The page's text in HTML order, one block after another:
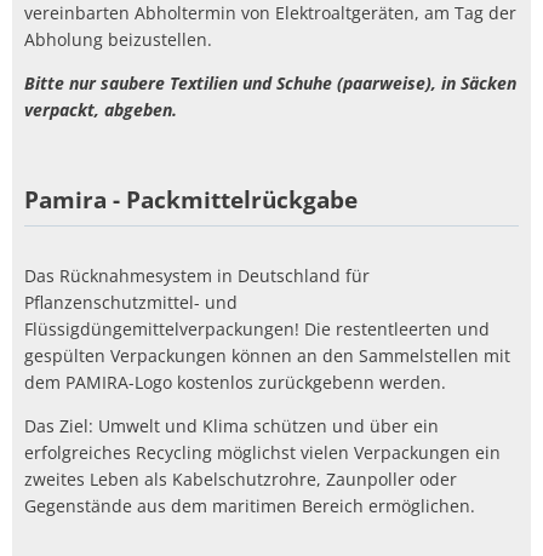
vereinbarten Abholtermin von Elektroaltgeräten, am Tag der
Abholung beizustellen.
Bitte nur saubere Textilien und Schuhe (paarweise), in Säcken
verpackt, abgeben.
Pamira - Packmittelrückgabe
Das Rücknahmesystem in Deutschland für
Pflanzenschutzmittel- und
Flüssigdüngemittelverpackungen! Die restentleerten und
gespülten Verpackungen können an den Sammelstellen mit
dem PAMIRA-Logo kostenlos zurückgebenn werden.
Das Ziel: Umwelt und Klima schützen und über ein
erfolgreiches Recycling möglichst vielen Verpackungen ein
zweites Leben als Kabelschutzrohre, Zaunpoller oder
Gegenstände aus dem maritimen Bereich ermöglichen.